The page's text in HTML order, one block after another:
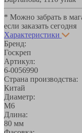
* Можно забрать в
если заказать сегодня
Характеристики
Бренд:
Госкреп
Артикул:
6-0056990
Страна производства:
Китай
Диаметр:
М6
Длина:
80 мм